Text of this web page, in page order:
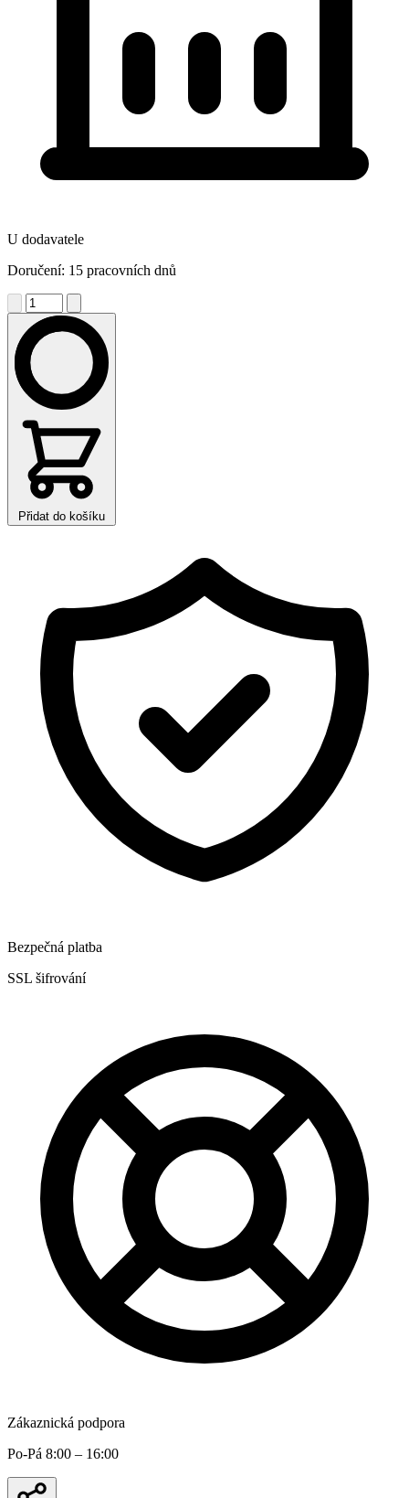
U dodavatele
Doručení: 15 pracovních dnů
Přidat do košíku
Bezpečná platba
SSL šifrování
Zákaznická podpora
Po-Pá 8:00 – 16:00